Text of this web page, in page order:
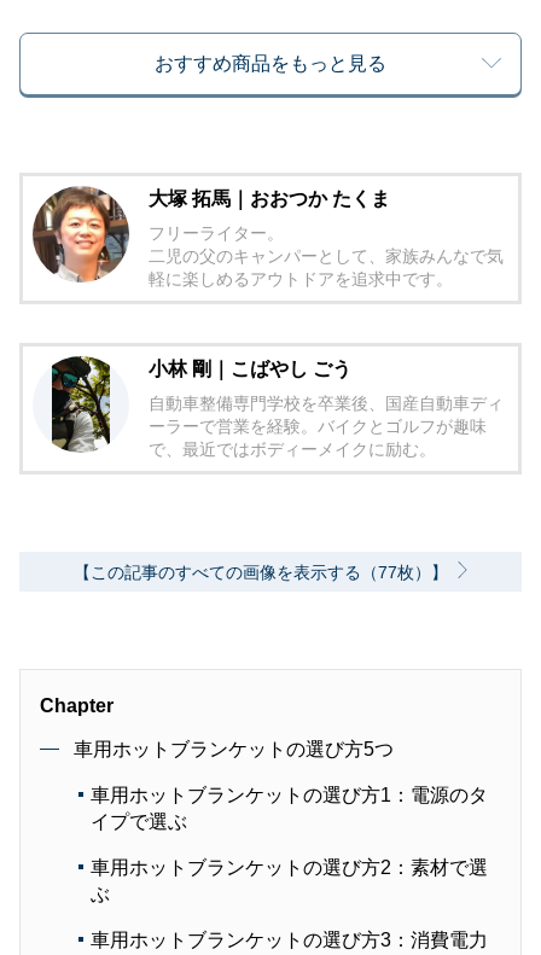
おすすめ商品をもっと見る
大塚 拓馬｜おおつか たくま
フリーライター。
二児の父のキャンパーとして、家族みんなで気
軽に楽しめるアウトドアを追求中です。
小林 剛｜こばやし ごう
自動車整備専門学校を卒業後、国産自動車ディ
ーラーで営業を経験。バイクとゴルフが趣味
で、最近ではボディーメイクに励む。
【この記事のすべての画像を表示する（77枚）】
Chapter
車用ホットブランケットの選び方5つ
車用ホットブランケットの選び方1：電源のタ
イプで選ぶ
車用ホットブランケットの選び方2：素材で選
ぶ
車用ホットブランケットの選び方3：消費電力